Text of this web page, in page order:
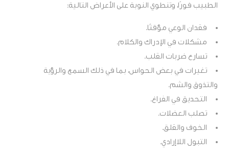
الطبيب فورًا، وتنطوي النوبة على الأعراض التالية:
فقدان الوعي مؤقتًا.
مشكلات في الإدراك والكلام.
تسارع ضربات القلب.
تغيرات في بعض الحواس، بما في ذلك السمع والرؤية
والتذوق والشم.
التحديق في الفراغ.
تصلب العضلات.
الخوف والقلق.
التبول اللاإرادي.